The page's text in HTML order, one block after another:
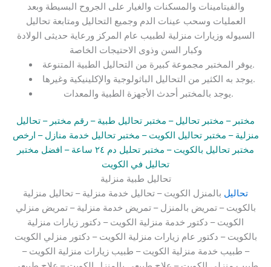
والفيتامينات والمسكنات والغيار على الجروح البسيطة وبعد
العمليات وسحب عينات الدم وجميع التحاليل ومتابعة تحاليل
السيوله وزيارات منزلية لطبيب عام المركز ورعاية حديثى الولادة
وكبار السن وذوى الاحتيجات الخاصة
يوفر المختبر مجموعة كبيرة من التحاليل الطبية المتنوعة.
يوجد به الكثير من التحاليل الباثولوجية والإكلينيكية وغيرها.
يوجد بالمختبر أحدث الأجهزة الطبية والمعدات.
مختبر – مختبر تحاليل – مختبر تحاليل طبية – رقم مختبر – تحاليل
منزلية – مختبر تحاليل الكويت– مختبر تحاليل خدمة منازل – ارخص
مختبر تحاليل بالكويت – مختبر تحليل دم ٢٤ ساعة
– افضل مختبر
تحاليل في الكويت
تحاليل طبية منزلية
تحاليل بالمنزل الكويت – تحاليل خدمة منزلية – تحاليل منزلية
بالكويت – تمريض بالمنزل – تمريض خدمة منزلية – تمريض منزلي
الكويت – دكتور خدمة منزلية الكويت – دكتور زيارات منزلية
بالكويت – دكتور عام زيارات منزلية الكويت – دكتور منزلي الكويت
– طبيب خدمة منزلية الكويت – طبيب زيارات منزلية الكويت –